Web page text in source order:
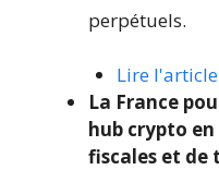
perpétuels.
Lire l'article
La France
hub crypto
fiscales et de